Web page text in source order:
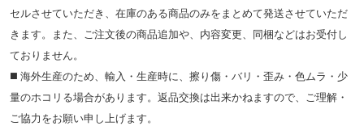
セルさせていただき、在庫のある商品のみをまとめて発送させていただ
きます。また、ご注文後の商品追加や、内容変更、同梱などはお受付し
ておりません。
◼️ 海外⽣産のため、輸⼊・⽣産時に、擦り傷・バリ・歪み・色ムラ・少
量のホコリる場合があります。返品交換は出来かねますので、ご理解・
ご協⼒をお願い申し上げます。